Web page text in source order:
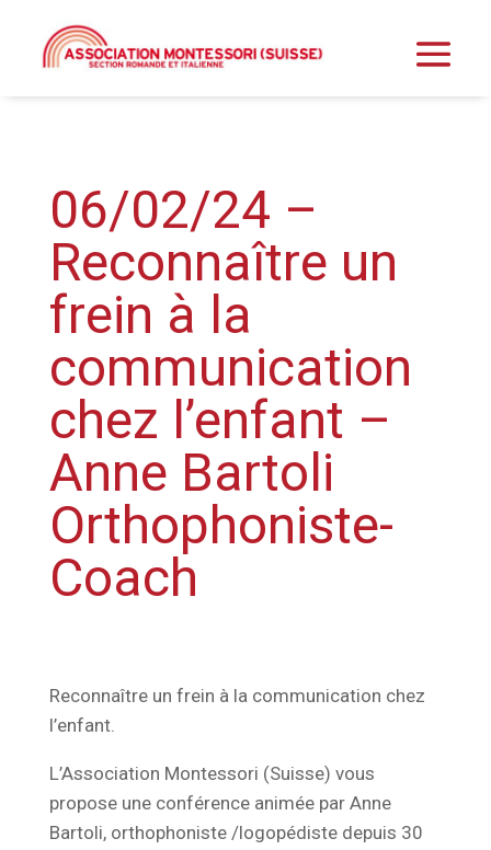
06/02/24 –
Reconnaître un
frein à la
communication
chez l’enfant –
Anne Bartoli
Orthophoniste-
Coach
Reconnaître un frein à la communication chez
l’enfant.
L’Association Montessori (Suisse) vous
propose une conférence animée par Anne
Bartoli, orthophoniste /logopédiste depuis 30